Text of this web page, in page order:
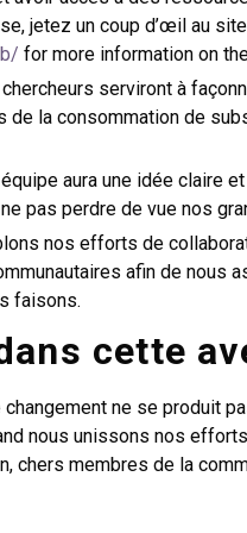
jetez un coup d’œil au
for more information on
serviront à
la consommation de
aura une idée claire
pas perdre de vue nos
nos efforts de
afin de nous
faisons.
cette
ne se produit
nous unissons nos
membres de la